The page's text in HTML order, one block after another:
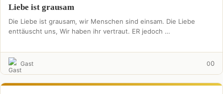
Liebe ist grausam
Die Liebe ist grausam, wir Menschen sind einsam. Die Liebe
enttäuscht uns, Wir haben ihr vertraut. ER jedoch …
Gast 00